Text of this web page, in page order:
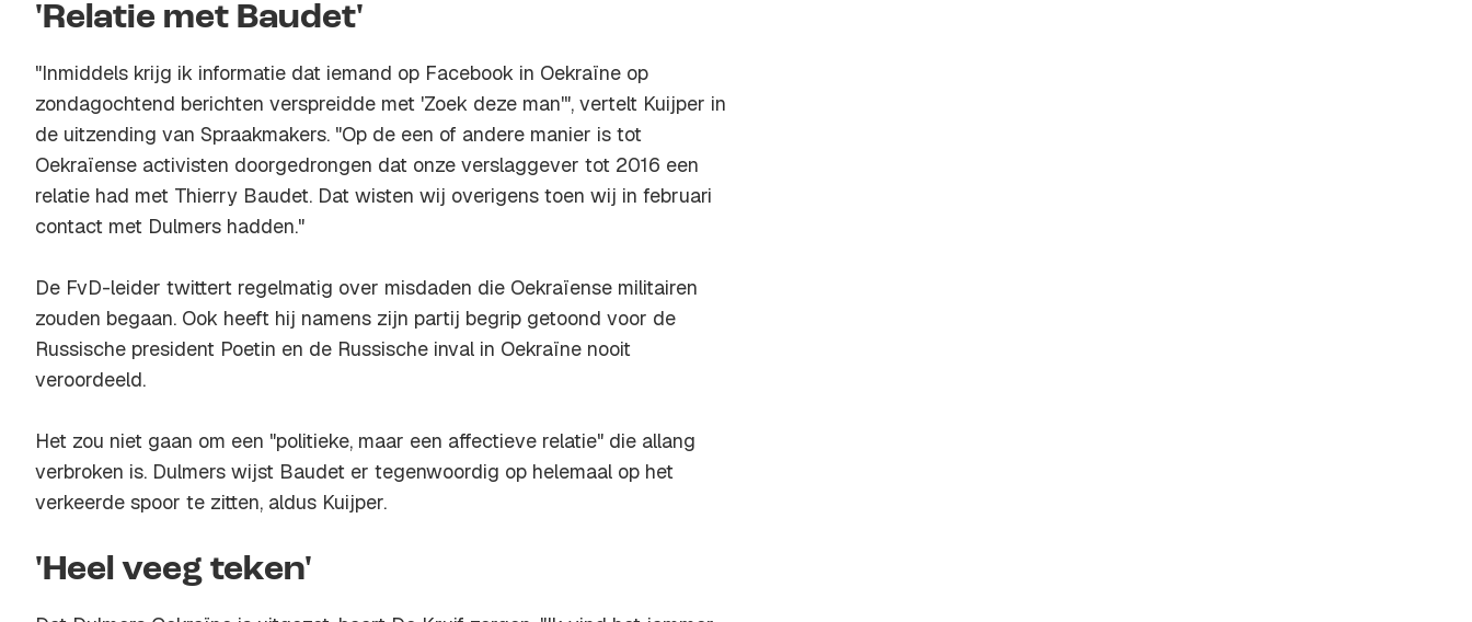
'Relatie met Baudet'
"Inmiddels krijg ik informatie dat iemand op Facebook in Oekraïne op
zondagochtend berichten verspreidde met 'Zoek deze man'", vertelt Kuijper in
de uitzending van Spraakmakers. "Op de een of andere manier is tot
Oekraïense activisten doorgedrongen dat onze verslaggever tot 2016 een
relatie had met Thierry Baudet. Dat wisten wij overigens toen wij in februari
contact met Dulmers hadden."
De FvD-leider twittert regelmatig over misdaden die Oekraïense militairen
zouden begaan. Ook heeft hij namens zijn partij begrip getoond voor de
Russische president Poetin en de Russische inval in Oekraïne nooit
veroordeeld.
Het zou niet gaan om een "politieke, maar een affectieve relatie" die allang
verbroken is. Dulmers wijst Baudet er tegenwoordig op helemaal op het
verkeerde spoor te zitten, aldus Kuijper.
'Heel veeg teken'